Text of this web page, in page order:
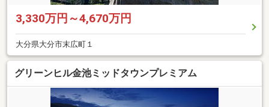
3,330万円～4,670万円
大分県大分市末広町１
グリーンヒル金池ミッドタウンプレミアム